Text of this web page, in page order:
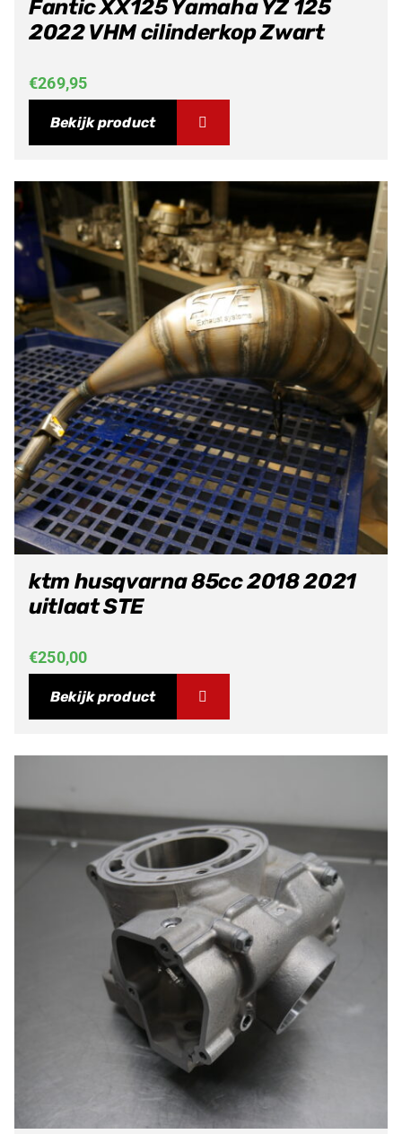
Fantic XX125 Yamaha YZ 125
2022 VHM cilinderkop Zwart
€269,95
Bekijk product
ktm husqvarna 85cc 2018 2021
uitlaat STE
€250,00
Bekijk product